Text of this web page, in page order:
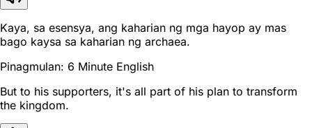
Kaya, sa esensya, ang kaharian ng mga hayop ay mas
bago kaysa sa kaharian ng archaea.
Pinagmulan: 6 Minute English
But to his supporters, it's all part of his plan to transform
the kingdom.